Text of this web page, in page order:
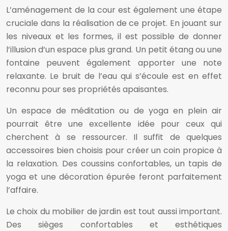
L’aménagement de la cour est également une étape
cruciale dans la réalisation de ce projet. En jouant sur
les niveaux et les formes, il est possible de donner
l’illusion d’un espace plus grand. Un petit étang ou une
fontaine peuvent également apporter une note
relaxante. Le bruit de l’eau qui s’écoule est en effet
reconnu pour ses propriétés apaisantes.
Un espace de méditation ou de yoga en plein air
pourrait être une excellente idée pour ceux qui
cherchent à se ressourcer. Il suffit de quelques
accessoires bien choisis pour créer un coin propice à
la relaxation. Des coussins confortables, un tapis de
yoga et une décoration épurée feront parfaitement
l’affaire.
Le choix du mobilier de jardin est tout aussi important.
Des sièges confortables et esthétiques